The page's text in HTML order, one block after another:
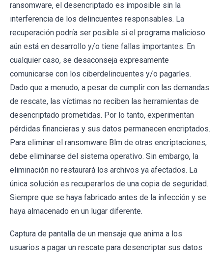
ransomware, el desencriptado es imposible sin la
interferencia de los delincuentes responsables. La
recuperación podría ser posible si el programa malicioso
aún está en desarrollo y/o tiene fallas importantes. En
cualquier caso, se desaconseja expresamente
comunicarse con los ciberdelincuentes y/o pagarles.
Dado que a menudo, a pesar de cumplir con las demandas
de rescate, las víctimas no reciben las herramientas de
desencriptado prometidas. Por lo tanto, experimentan
pérdidas financieras y sus datos permanecen encriptados.
Para eliminar el ransomware Blm de otras encriptaciones,
debe eliminarse del sistema operativo. Sin embargo, la
eliminación no restaurará los archivos ya afectados. La
única solución es recuperarlos de una copia de seguridad.
Siempre que se haya fabricado antes de la infección y se
haya almacenado en un lugar diferente.
Captura de pantalla de un mensaje que anima a los
usuarios a pagar un rescate para desencriptar sus datos